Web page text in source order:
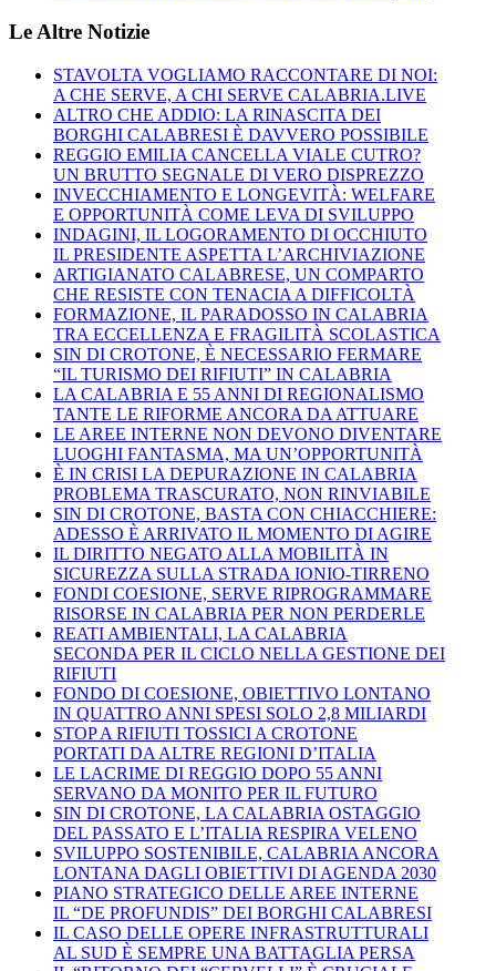
Le Altre Notizie
STAVOLTA VOGLIAMO RACCONTARE DI NOI:
A CHE SERVE, A CHI SERVE CALABRIA.LIVE
ALTRO CHE ADDIO: LA RINASCITA DEI
BORGHI CALABRESI È DAVVERO POSSIBILE
REGGIO EMILIA CANCELLA VIALE CUTRO?
UN BRUTTO SEGNALE DI VERO DISPREZZO
INVECCHIAMENTO E LONGEVITÀ: WELFARE
E OPPORTUNITÀ COME LEVA DI SVILUPPO
INDAGINI, IL LOGORAMENTO DI OCCHIUTO
IL PRESIDENTE ASPETTA L’ARCHIVIAZIONE
ARTIGIANATO CALABRESE, UN COMPARTO
CHE RESISTE CON TENACIA A DIFFICOLTÀ
FORMAZIONE, IL PARADOSSO IN CALABRIA
TRA ECCELLENZA E FRAGILITÀ SCOLASTICA
SIN DI CROTONE, È NECESSARIO FERMARE
“IL TURISMO DEI RIFIUTI” IN CALABRIA
LA CALABRIA E 55 ANNI DI REGIONALISMO
TANTE LE RIFORME ANCORA DA ATTUARE
LE AREE INTERNE NON DEVONO DIVENTARE
LUOGHI FANTASMA, MA UN’OPPORTUNITÀ
È IN CRISI LA DEPURAZIONE IN CALABRIA
PROBLEMA TRASCURATO, NON RINVIABILE
SIN DI CROTONE, BASTA CON CHIACCHIERE:
ADESSO È ARRIVATO IL MOMENTO DI AGIRE
IL DIRITTO NEGATO ALLA MOBILITÀ IN
SICUREZZA SULLA STRADA IONIO-TIRRENO
FONDI COESIONE, SERVE RIPROGRAMMARE
RISORSE IN CALABRIA PER NON PERDERLE
REATI AMBIENTALI, LA CALABRIA
SECONDA PER IL CICLO NELLA GESTIONE DEI
RIFIUTI
FONDO DI COESIONE, OBIETTIVO LONTANO
IN QUATTRO ANNI SPESI SOLO 2,8 MILIARDI
STOP A RIFIUTI TOSSICI A CROTONE
PORTATI DA ALTRE REGIONI D’ITALIA
LE LACRIME DI REGGIO DOPO 55 ANNI
SERVANO DA MONITO PER IL FUTURO
SIN DI CROTONE, LA CALABRIA OSTAGGIO
DEL PASSATO E L’ITALIA RESPIRA VELENO
SVILUPPO SOSTENIBILE, CALABRIA ANCORA
LONTANA DAGLI OBIETTIVI DI AGENDA 2030
PIANO STRATEGICO DELLE AREE INTERNE
IL “DE PROFUNDIS” DEI BORGHI CALABRESI
IL CASO DELLE OPERE INFRASTRUTTURALI
AL SUD È SEMPRE UNA BATTAGLIA PERSA